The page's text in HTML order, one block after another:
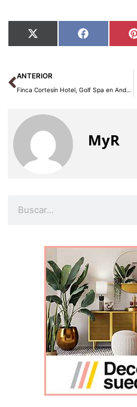
Compartir
en
X
(Twitter)
Compartir
en
Facebook
Ant
ANTERIOR
Finca Cortesín Hotel, Golf Spa en Andalucía
MyR